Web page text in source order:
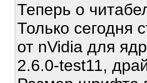
Теперь о
Только сегодня
от nVidia для
2.6.0-test11,